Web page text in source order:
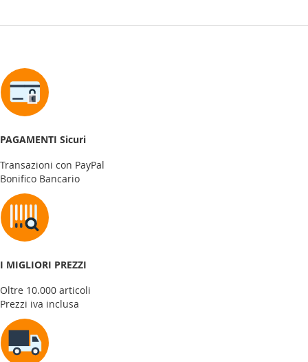
PAGAMENTI Sicuri
Transazioni con PayPal
Bonifico Bancario
I MIGLIORI PREZZI
Oltre 10.000 articoli
Prezzi iva inclusa